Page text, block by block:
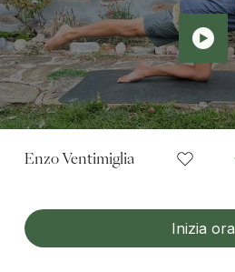
Enzo Ventimiglia
Inizia ora